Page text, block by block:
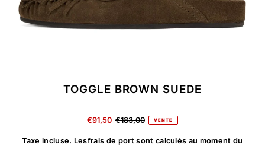
TOGGLE BROWN SUEDE
€91,50 €183,00 VENTE
Taxe incluse. Lesfrais de port sont calculés au moment du